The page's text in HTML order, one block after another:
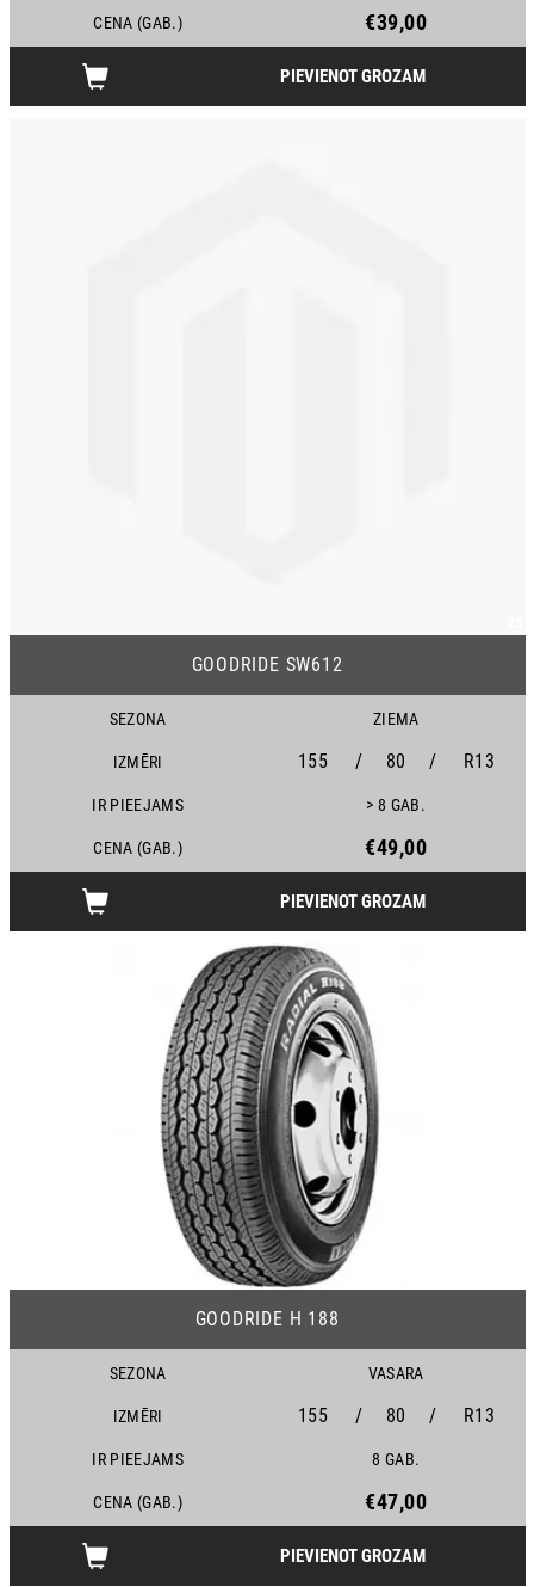
CENA (GAB.) €39,00
PIEVIENOT GROZAM
GOODRIDE SW612
SEZONA ZIEMA
IZMĒRI 155 / 80 / R13
IR PIEEJAMS > 8 GAB.
CENA (GAB.) €49,00
PIEVIENOT GROZAM
GOODRIDE H 188
SEZONA VASARA
IZMĒRI 155 / 80 / R13
IR PIEEJAMS 8 GAB.
CENA (GAB.) €47,00
PIEVIENOT GROZAM